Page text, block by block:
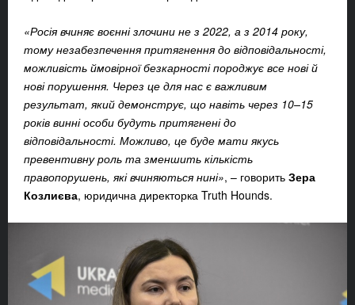
«Росія вчиняє воєнні злочини не з 2022, а з 2014 року,
тому незабезпечення притягнення до відповідальності,
можливість ймовірної безкарності породжує все нові й
нові порушення. Через це для нас є важливим
результат, який демонструє, що навіть через 10–15
років винні особи будуть притягнені до
відповідальності. Можливо, це буде мати якусь
превентивну роль та зменшить кількість
правопорушень, які вчиняються нині», – говорить Зера
Козлиєва, юридична директорка Truth Hounds.